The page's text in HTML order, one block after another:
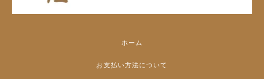
ホーム
お支払い方法について